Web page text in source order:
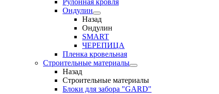
Рулонная кровля
Ондулин
Назад
Ондулин
SMART
ЧЕРЕПИЦА
Пленка кровельная
Строительные материалы
Назад
Строительные материалы
Блоки для забора "GARD"